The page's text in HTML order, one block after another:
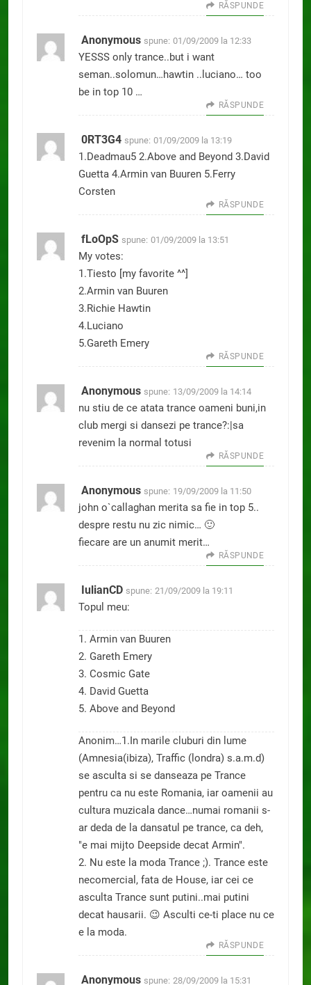
RĂSPUNDE
Anonymous spune: 01/09/2009 la 12:33
YESSS only trance..but i want
seman..solomun…hawtin ..luciano… too
be in top 10 …
RĂSPUNDE
0RT3G4 spune: 01/09/2009 la 13:19
1.Deadmau5 2.Above and Beyond 3.David
Guetta 4.Armin van Buuren 5.Ferry
Corsten
RĂSPUNDE
fLoOpS spune: 01/09/2009 la 13:51
My votes:
1.Tiesto [my favorite ^^]
2.Armin van Buuren
3.Richie Hawtin
4.Luciano
5.Gareth Emery
RĂSPUNDE
Anonymous spune: 13/09/2009 la 14:14
nu stiu de ce atata trance oameni buni,in
club mergi si dansezi pe trance?:|sa
revenim la normal totusi
RĂSPUNDE
Anonymous spune: 19/09/2009 la 11:50
john o`callaghan merita sa fie in top 5..
despre restu nu zic nimic… 🙂
fiecare are un anumit merit…
RĂSPUNDE
IulianCD spune: 21/09/2009 la 19:11
Topul meu:
1. Armin van Buuren
2. Gareth Emery
3. Cosmic Gate
4. David Guetta
5. Above and Beyond
Anonim…1.In marile cluburi din lume
(Amnesia(ibiza), Traffic (londra) s.a.m.d)
se asculta si se danseaza pe Trance
pentru ca nu este Romania, iar oamenii au
cultura muzicala dance…numai romanii s-
ar deda de la dansatul pe trance, ca deh,
"e mai mijto Deepside decat Armin".
2. Nu este la moda Trance ;). Trance este
necomercial, fata de House, iar cei ce
asculta Trance sunt putini..mai putini
decat hausarii. 😉 Asculti ce-ti place nu ce
e la moda.
RĂSPUNDE
Anonymous spune: 28/09/2009 la 15:31